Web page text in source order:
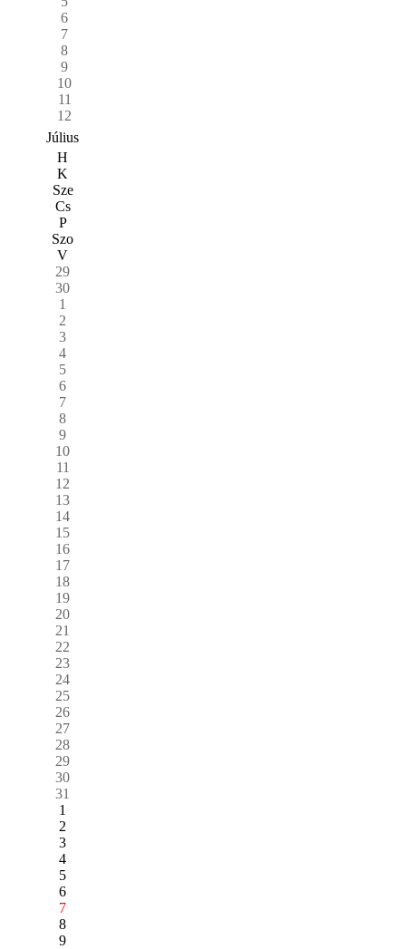
6
7
8
9
10
11
12
Július
H
K
Sze
Cs
P
Szo
V
29
30
1
2
3
4
5
6
7
8
9
10
11
12
13
14
15
16
17
18
19
20
21
22
23
24
25
26
27
28
29
30
31
1
2
3
4
5
6
7
8
9